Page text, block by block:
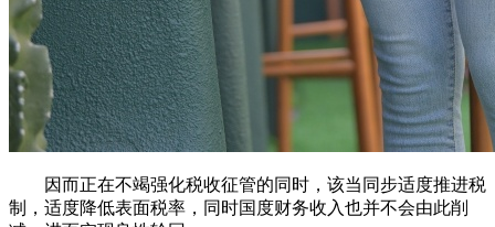
因而正在不竭强化税收征管的同时，该当同步适度推进税
制，适度降低表面税率，同时国度财务收入也并不会由此削